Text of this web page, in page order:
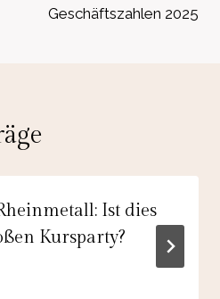
Geschäftszahlen 2025
Ist dies
Kursparty?